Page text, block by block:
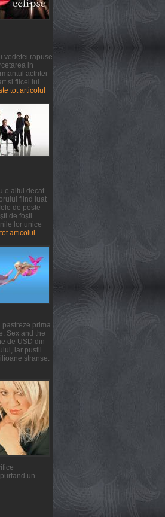
vedetei rapuse
in
actritei
si fiicei lui
tot articolul
e altul decat
fiind luat
de peste
de foşti
lor unice
articolul
pastreze prima
Sex and the
de USD din
iar pustii
stranse.
un